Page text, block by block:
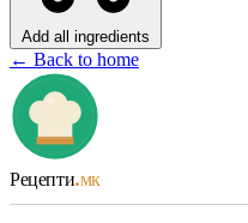
Add all ingredients
← Back to home
Рецепти.мк